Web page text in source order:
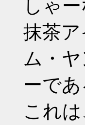
しゃ
抹茶
ム・
ーで
これ